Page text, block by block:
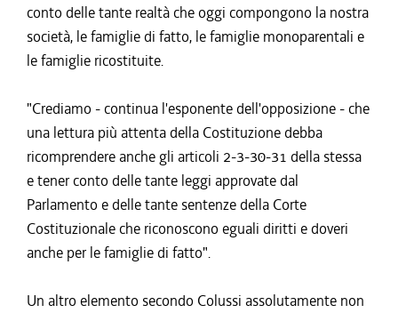
conto delle tante realtà che oggi compongono la nostra
società, le famiglie di fatto, le famiglie monoparentali e
le famiglie ricostituite.
"Crediamo - continua l'esponente dell'opposizione - che
una lettura più attenta della Costituzione debba
ricomprendere anche gli articoli 2-3-30-31 della stessa
e tener conto delle tante leggi approvate dal
Parlamento e delle tante sentenze della Corte
Costituzionale che riconoscono eguali diritti e doveri
anche per le famiglie di fatto".
Un altro elemento secondo Colussi assolutamente non